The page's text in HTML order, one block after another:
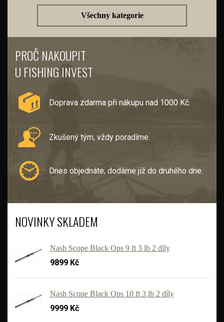
Všechny kategorie
PROČ NAKOUPIT
U FISHING INVEST
Doprava zdarma při nákupu nad 1000 Kč.
Zkušený tým, vždy poradíme.
Dnes objednáte, dodáme již do druhého dne.
NOVINKY SKLADEM
Nash Scope Black Ops 9 ft 3 lb 2 díly
9899 Kč
Nash Scope Black Ops 10 ft 3 lb 2 díly
9999 Kč